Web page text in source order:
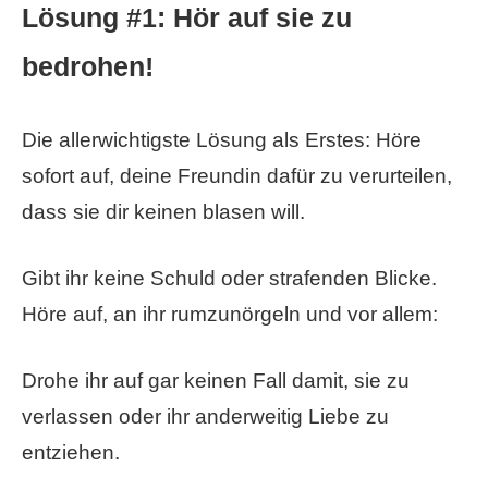
Lösung #1: Hör auf sie zu
bedrohen!
Die allerwichtigste Lösung als Erstes: Höre
sofort auf, deine Freundin dafür zu verurteilen,
dass sie dir keinen blasen will.
Gibt ihr keine Schuld oder strafenden Blicke.
Höre auf, an ihr rumzunörgeln und vor allem:
Drohe ihr auf gar keinen Fall damit, sie zu
verlassen oder ihr anderweitig Liebe zu
entziehen.